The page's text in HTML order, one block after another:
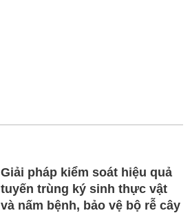
Giải pháp kiểm soát hiệu quả
tuyến trùng ký sinh thực vật
và nấm bệnh, bảo vệ bộ rễ cây